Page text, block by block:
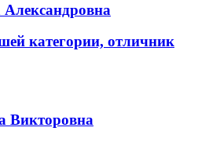
категории, отличник
Викторовна